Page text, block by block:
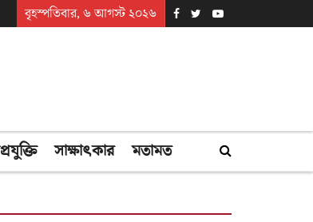
বৃহস্পতিবার, ৬ আগস্ট ২০২৬
সাক্ষাৎকার মতামত